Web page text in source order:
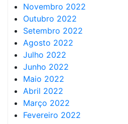
Novembro 2022
Outubro 2022
Setembro 2022
Agosto 2022
Julho 2022
Junho 2022
Maio 2022
Abril 2022
Março 2022
Fevereiro 2022